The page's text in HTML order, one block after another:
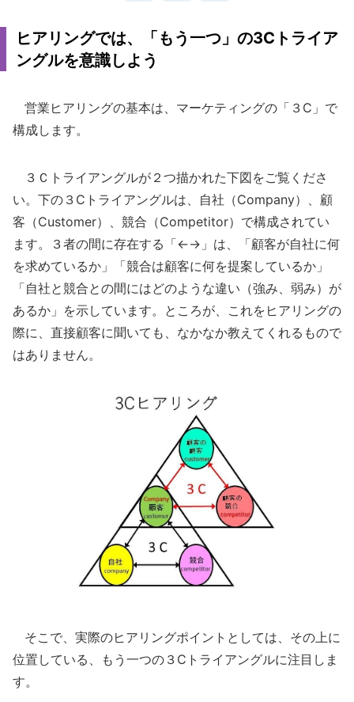
ヒアリングでは、「もう一つ」の3Cトライア
ングルを意識しよう
営業ヒアリングの基本は、マーケティングの「３C」で
構成します。
３Ｃトライアングルが２つ描かれた下図をご覧くださ
い。下の３Cトライアングルは、自社（Company）、顧
客（Customer）、競合（Competitor）で構成されてい
ます。３者の間に存在する「←→」は、「顧客が自社に何
を求めているか」「競合は顧客に何を提案しているか」
「自社と競合との間にはどのような違い（強み、弱み）が
あるか」を示しています。ところが、これをヒアリングの
際に、直接顧客に聞いても、なかなか教えてくれるもので
はありません。
そこで、実際のヒアリングポイントとしては、その上に
位置している、もう一つの３Cトライアングルに注目しま
す。